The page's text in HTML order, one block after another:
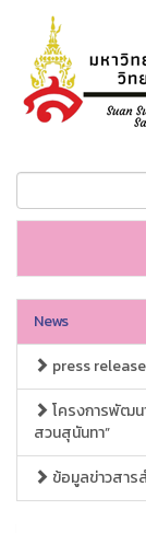
News
press release
โครงการพัฒน
สวนสุนันทา”
ข้อมูลข่าวสาร